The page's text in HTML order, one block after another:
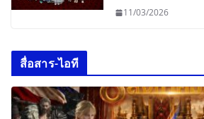
11/03/2026
สื่อสาร-ไอที